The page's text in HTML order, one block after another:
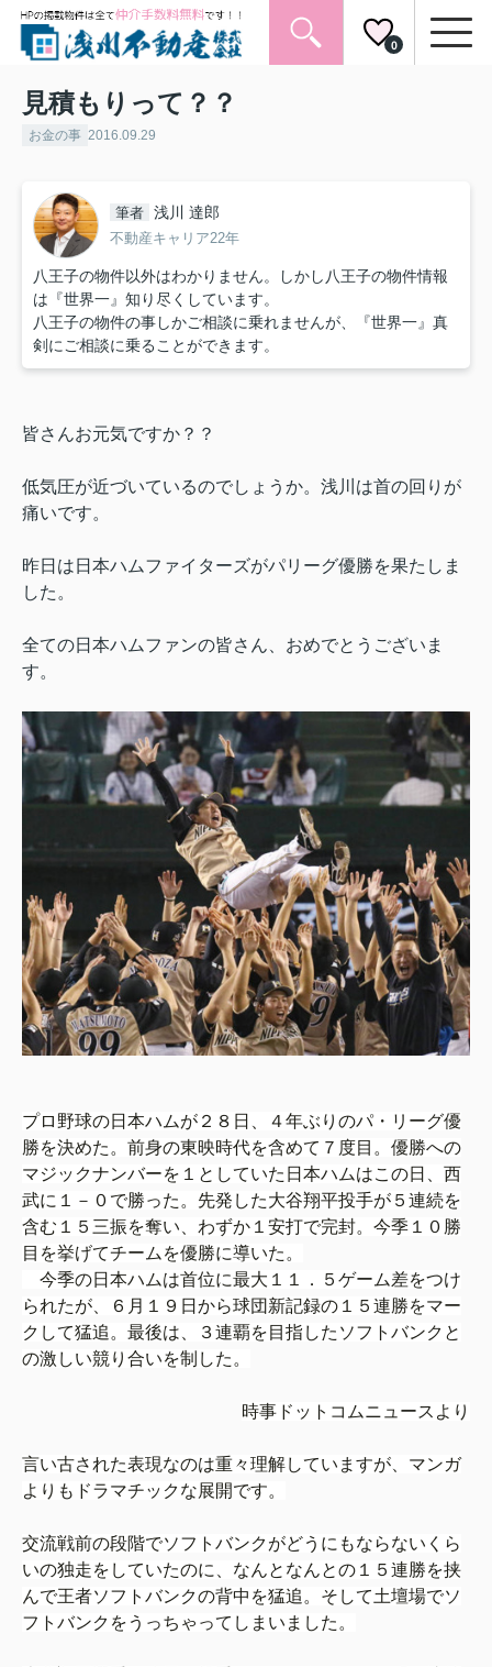
0
見積もりって？？
お金の事 2016.09.29
筆者 浅川 達郎
不動産キャリア22年
八王子の物件以外はわかりません。しかし八王子の物件情報
は『世界一』知り尽くしています。
八王子の物件の事しかご相談に乗れませんが、『世界一』真
剣にご相談に乗ることができます。
皆さんお元気ですか？？
低気圧が近づいているのでしょうか。浅川は首の回りが
痛いです。
昨日は日本ハムファイターズがパリーグ優勝を果たしま
した。
全ての日本ハムファンの皆さん、おめでとうございま
す。
プロ野球の日本ハムが２８日、４年ぶりのパ・リーグ優
勝を決めた。前身の東映時代を含めて７度目。優勝への
マジックナンバーを１としていた日本ハムはこの日、西
武に１－０で勝った。先発した大谷翔平投手が５連続を
含む１５三振を奪い、わずか１安打で完封。今季１０勝
目を挙げてチームを優勝に導いた。
今季の日本ハムは首位に最大１１．５ゲーム差をつけ
られたが、６月１９日から球団新記録の１５連勝をマー
クして猛追。最後は、３連覇を目指したソフトバンクと
の激しい競り合いを制した。
時事ドットコムニュースより
言い古された表現なのは重々理解していますが、マンガ
よりもドラマチックな展開です。
交流戦前の段階でソフトバンクがどうにもならないくら
いの独走をしていたのに、なんとなんとの１５連勝を挟
んで王者ソフトバンクの背中を猛追。そして土壇場でソ
フトバンクをうっちゃってしまいました。